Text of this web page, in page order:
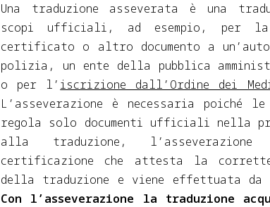
Una traduzione asseverata è una
scopi ufficiali, ad esempio, per la
certificato o altro documento a
polizia, un ente della pubblica
o per l’ iscrizione dall’Ordine dei
L’asseverazione è necessaria poiché
regola solo documenti ufficiali nella
alla traduzione,
certificazione che attesta la
della traduzione e viene effettuata
Con l’asseverazione la traduzione